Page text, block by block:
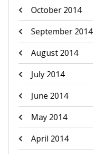
October 2014
September 2014
August 2014
July 2014
June 2014
May 2014
April 2014